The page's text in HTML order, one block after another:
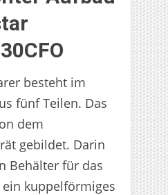
besteht im
fünf Teilen. Das
dem
gebildet. Darin
Behälter für das
kuppelförmiges